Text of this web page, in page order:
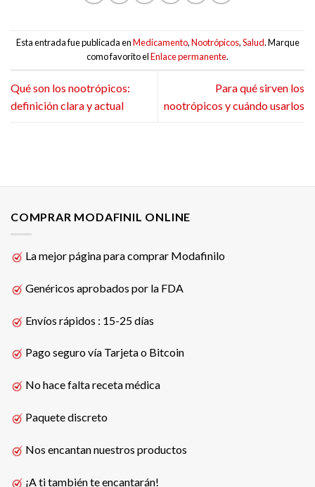
Esta entrada fue publicada enMedicamento,Nootrópicos,Salud. Marque
como favorito elEnlace permanente.
Qué son los nootrópicos:
definición clara y actual
Para qué sirven los
nootrópicos y cuándo usarlos
COMPRAR MODAFINIL ONLINE
La mejor página para comprar Modafinilo
Genéricos aprobados por la FDA
Envíos rápidos : 15-25 días
Pago seguro vía Tarjeta o Bitcoin
No hace falta receta médica
Paquete discreto
Nos encantan nuestros productos
¡A ti también te encantarán!